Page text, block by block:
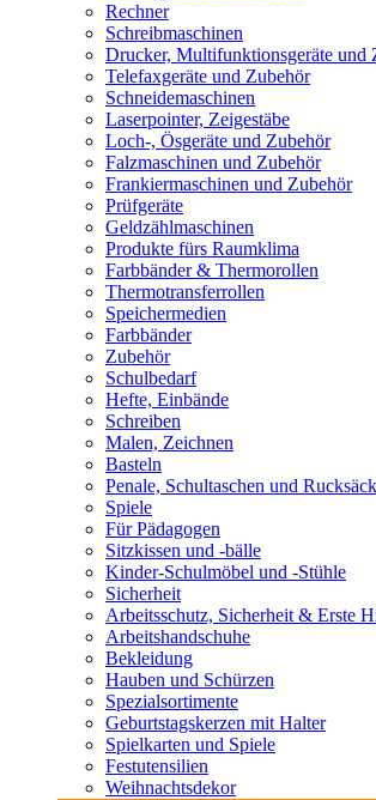
Rechner
Schreibmaschinen
Drucker, Multifunktionsgeräte und
Telefaxgeräte und Zubehör
Schneidemaschinen
Laserpointer, Zeigestäbe
Loch-, Ösgeräte und Zubehör
Falzmaschinen und Zubehör
Frankiermaschinen und Zubehör
Prüfgeräte
Geldzählmaschinen
Produkte fürs Raumklima
Farbbänder & Thermorollen
Thermotransferrollen
Speichermedien
Farbbänder
Zubehör
Schulbedarf
Hefte, Einbände
Schreiben
Malen, Zeichnen
Basteln
Penale, Schultaschen und
Spiele
Für Pädagogen
Sitzkissen und -bälle
Kinder-Schulmöbel und -Stühle
Sicherheit
Arbeitsschutz, Sicherheit & Erste
Arbeitshandschuhe
Bekleidung
Hauben und Schürzen
Spezialsortimente
Geburtstagskerzen mit Halter
Spielkarten und Spiele
Festutensilien
Weihnachtsdekor